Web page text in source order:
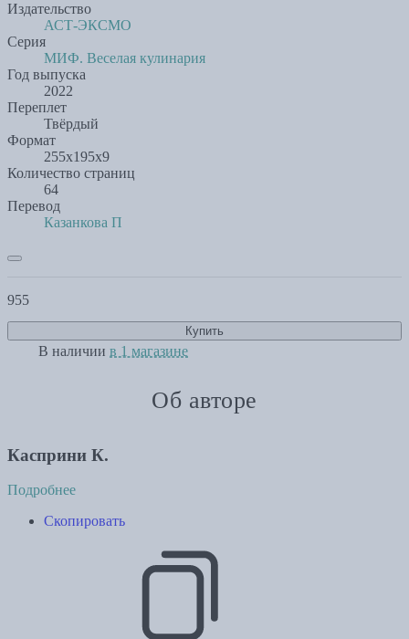
Издательство
АСТ-ЭКСМО
Серия
МИФ. Веселая кулинария
Год выпуска
2022
Переплет
Твёрдый
Формат
255x195x9
Количество страниц
64
Перевод
Казанкова П
955
Купить
В наличии в 1 магазине
Об авторе
Касприни К.
Подробнее
Скопировать